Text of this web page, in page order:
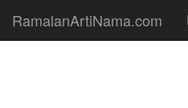
RamalanArtiNama.com